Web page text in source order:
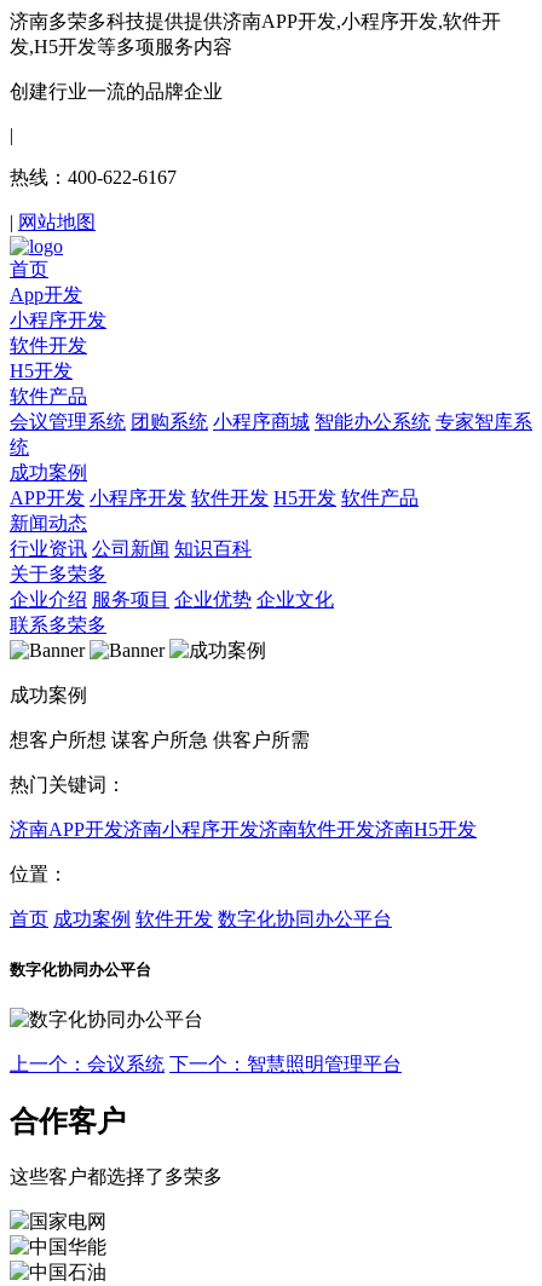
济南多荣多科技提供提供济南APP开发,小程序开发,软件开
发,H5开发等多项服务内容
创建行业一流的品牌企业
|
热线：400-622-6167
| 网站地图
首页
App开发
小程序开发
软件开发
H5开发
软件产品
会议管理系统 团购系统 小程序商城 智能办公系统 专家智库系
统
成功案例
APP开发 小程序开发 软件开发 H5开发 软件产品
新闻动态
行业资讯 公司新闻 知识百科
关于多荣多
企业介绍 服务项目 企业优势 企业文化
联系多荣多
成功案例
想客户所想 谋客户所急 供客户所需
热门关键词：
济南APP开发济南小程序开发济南软件开发济南H5开发
位置：
首页 成功案例 软件开发 数字化协同办公平台
数字化协同办公平台
上一个：会议系统 下一个：智慧照明管理平台
合作客户
这些客户都选择了多荣多